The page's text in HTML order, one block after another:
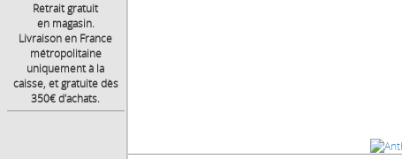
Retrait gratuit
en magasin.
Livraison en France
métropolitaine
uniquement à la
caisse, et gratuite dès
350€ d'achats.
24,50 € |
Réserver